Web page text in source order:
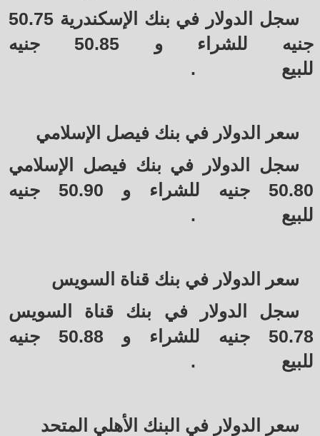
سجل الدولار في بنك الإسكندرية 50.75
جنيه للشراء و 50.85 جنيه
للبيع
.
سعر الدولار في بنك فيصل الإسلامي
سجل الدولار في بنك فيصل الإسلامي
50.80 جنيه للشراء و 50.90 جنيه
للبيع
.
سعر الدولار في بنك قناة السويس
سجل الدولار في بنك قناة السويس
50.78 جنيه للشراء و 50.88 جنيه
للبيع
.
سعر الدولار في البنك الأهلي المتحد